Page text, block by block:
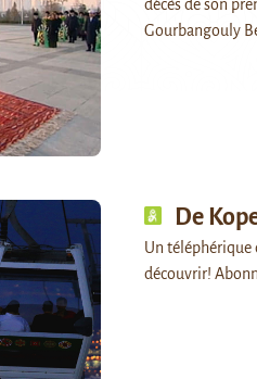
décès de son
Gourbangouly
De
Un téléphérique
découvrir!